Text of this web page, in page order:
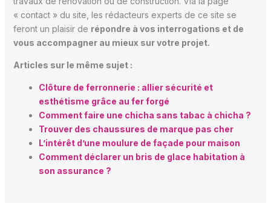
« contact » du site, les rédacteurs experts de ce site se
feront un plaisir de répondre à vos interrogations et de
vous accompagner au mieux sur votre projet.
Articles sur le même sujet :
Clôture de ferronnerie : allier sécurité et
esthétisme grâce au fer forgé
Comment faire une chicha sans tabac à chicha ?
Trouver des chaussures de marque pas cher
L’intérêt d’une moulure de façade pour maison
Comment déclarer un bris de glace habitation à
son assurance ?